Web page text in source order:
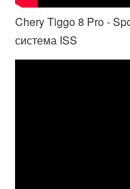
Chery Tiggo 8 Pro -
система ISS